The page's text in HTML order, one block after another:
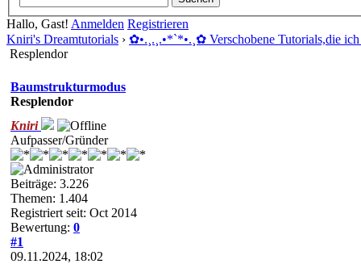
Hallo, Gast! Anmelden Registrieren
Kniri's Dreamtutorials › ✿ •.¸.¸.•*`*•.¸✿ Verschobene Tutorials,die ich
Resplendor
Baumstrukturmodus
Resplendor
Kniri
Aufpasser/Gründer
Beiträge: 3.226
Themen: 1.404
Registriert seit: Oct 2014
Bewertung: 0
#1
09.11.2024, 18:02